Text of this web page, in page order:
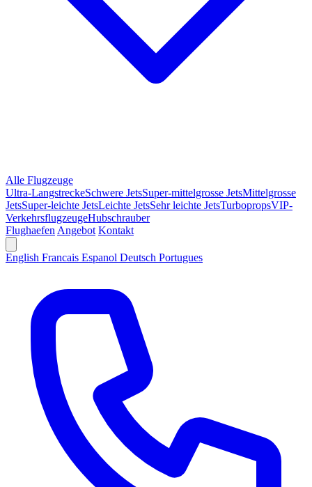
Alle Flugzeuge
Ultra-LangstreckeSchwere JetsSuper-mittelgrosse JetsMittelgrosse
JetsSuper-leichte JetsLeichte JetsSehr leichte JetsTurbopropsVIP-
VerkehrsflugzeugeHubschrauber
Flughaefen Angebot Kontakt
English Francais Espanol Deutsch Portugues